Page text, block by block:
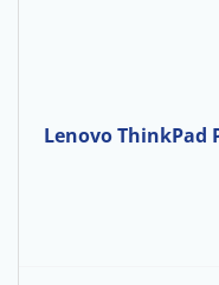
Lenovo ThinkPad